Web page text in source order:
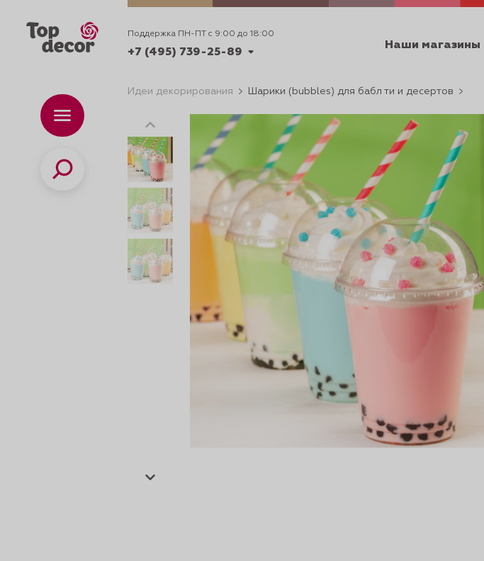
Поддержка ПН-ПТ с 9:00 до 18:00
+7 (495) 739-25-89
+7 (495) 739-62-70
+7 (495) 739-25-89
Время работы
ПН-ПТ с 9:00 до 18:00
Наши магазины
ИДЕИ
ДЕКОРИРОВАНИЯ
ТЕХНИЧЕСКИЕ
УРОКИ
Каталог
Поиск
Идеи декорирования Шарики (bubbles) для бабл ти и десертов